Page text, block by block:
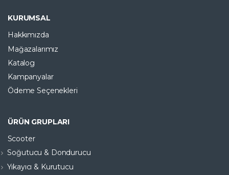
KURUMSAL
Hakkımızda
Mağazalarımız
Katalog
Kampanyalar
Ödeme Seçenekleri
ÜRÜN GRUPLARI
Scooter
Soğutucu & Dondurucu
Yıkayıcı & Kurutucu